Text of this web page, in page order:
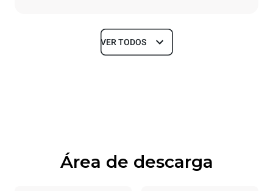
Tamaños
Especificaciones de la bandeja
VER TODOS
Área de descarga